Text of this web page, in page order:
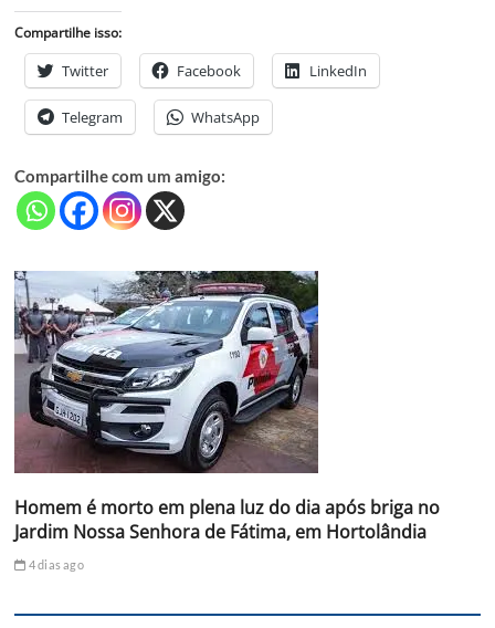
Compartilhe isso:
Twitter Facebook LinkedIn
Telegram WhatsApp
Compartilhe com um amigo:
Homem é morto em plena luz do dia após briga no
Jardim Nossa Senhora de Fátima, em Hortolândia
4 dias ago